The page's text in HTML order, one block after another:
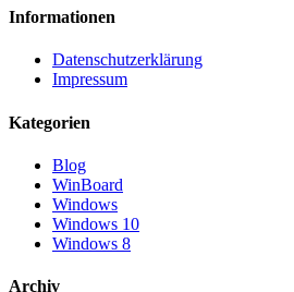
Informationen
Datenschutzerklärung
Impressum
Kategorien
Blog
WinBoard
Windows
Windows 10
Windows 8
Archiv